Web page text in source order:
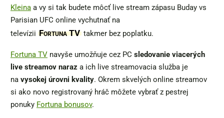
Kleina a vy si tak budete môcť live stream zápasu Buday vs
Parisian UFC online vychutnať na
televízii Fortuna TVtakmer bez poplatku.
Fortuna TV navyše umožňuje cez PC sledovanie viacerých
live streamov naraz a ich live streamovacia služba je
na vysokej úrovni kvality. Okrem skvelých online streamov
si ako novo registrovaný hráč môžete vybrať z pestrej
ponuky Fortuna bonusov.